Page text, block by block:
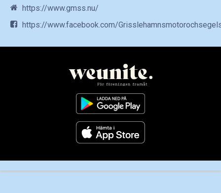
https://www.gmss.nu/
https://www.facebook.com/